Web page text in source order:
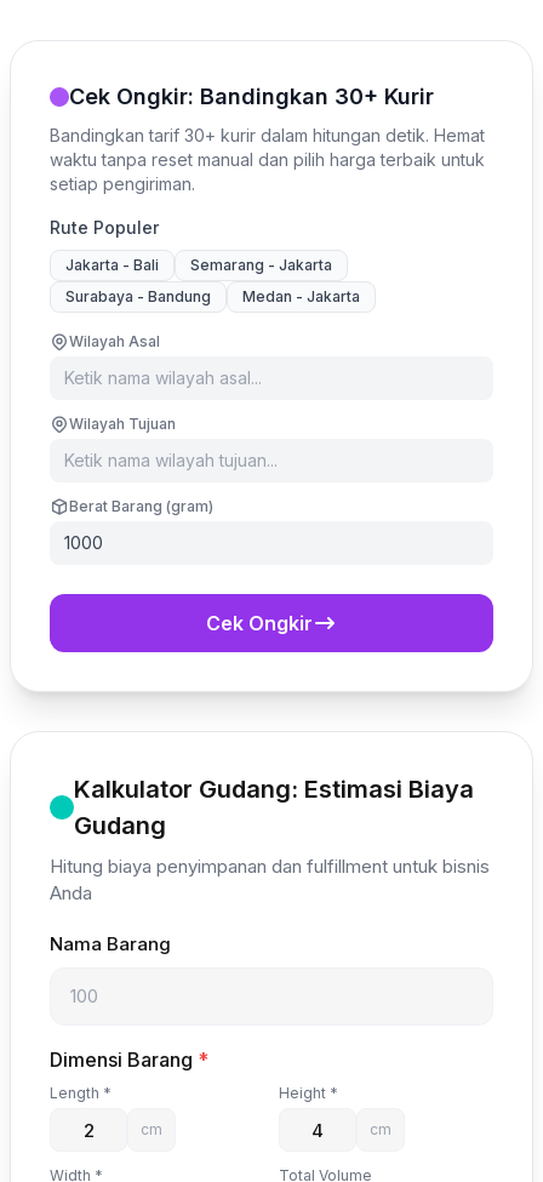
Cek Ongkir: Bandingkan 30+ Kurir
Bandingkan tarif 30+ kurir dalam hitungan detik. Hemat
waktu tanpa reset manual dan pilih harga terbaik untuk
setiap pengiriman.
Rute Populer
Jakarta - Bali
Semarang - Jakarta
Surabaya - Bandung
Medan - Jakarta
Wilayah Asal
Wilayah Tujuan
Berat Barang (gram)
Cek Ongkir
Kalkulator Gudang: Estimasi Biaya
Gudang
Hitung biaya penyimpanan dan fulfillment untuk bisnis
Anda
Nama Barang
Dimensi Barang *
Length *
cm
Height *
cm
Width *
Total Volume